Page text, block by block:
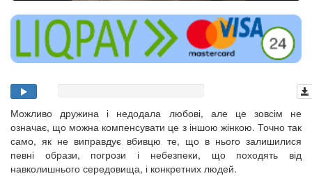
Можливо дружина і недодала любові, але це зовсім не
означає, що можна компенсувати це з іншою жінкою. Точно так
само, як не виправдує вбивцю те, що в нього залишилися
певні образи, погрози і небезпеки, що походять від
навколишнього середовища, і конкретних людей.